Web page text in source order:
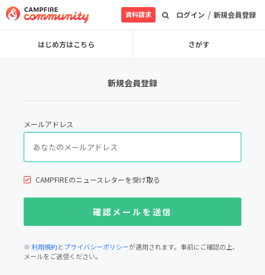
ログイン / 新規会員登録
資料請求
はじめ方はこちら さがす
新規会員登録
メールアドレス
CAMPFIREのニュースレターを受け取る
※利用規約とプライバシーポリシーが適用されます。事前にご確認の上、
メールをご送信ください。